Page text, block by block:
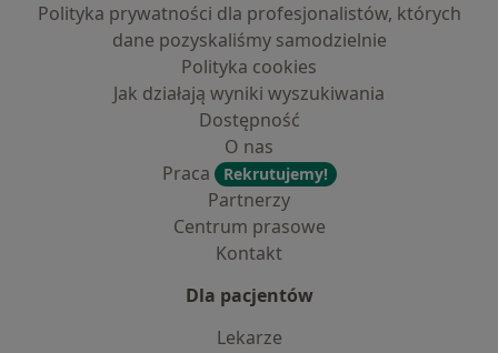
Polityka prywatności dla profesjonalistów, których
dane pozyskaliśmy samodzielnie
Polityka cookies
Jak działają wyniki wyszukiwania
Dostępność
O nas
Praca
Rekrutujemy!
Partnerzy
Centrum prasowe
Kontakt
Dla pacjentów
Lekarze